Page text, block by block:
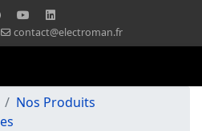
contact@electroman.fr
Nos Produits